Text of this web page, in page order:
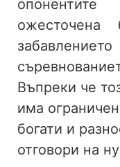
Въпреки че
има
богати и
отговори на